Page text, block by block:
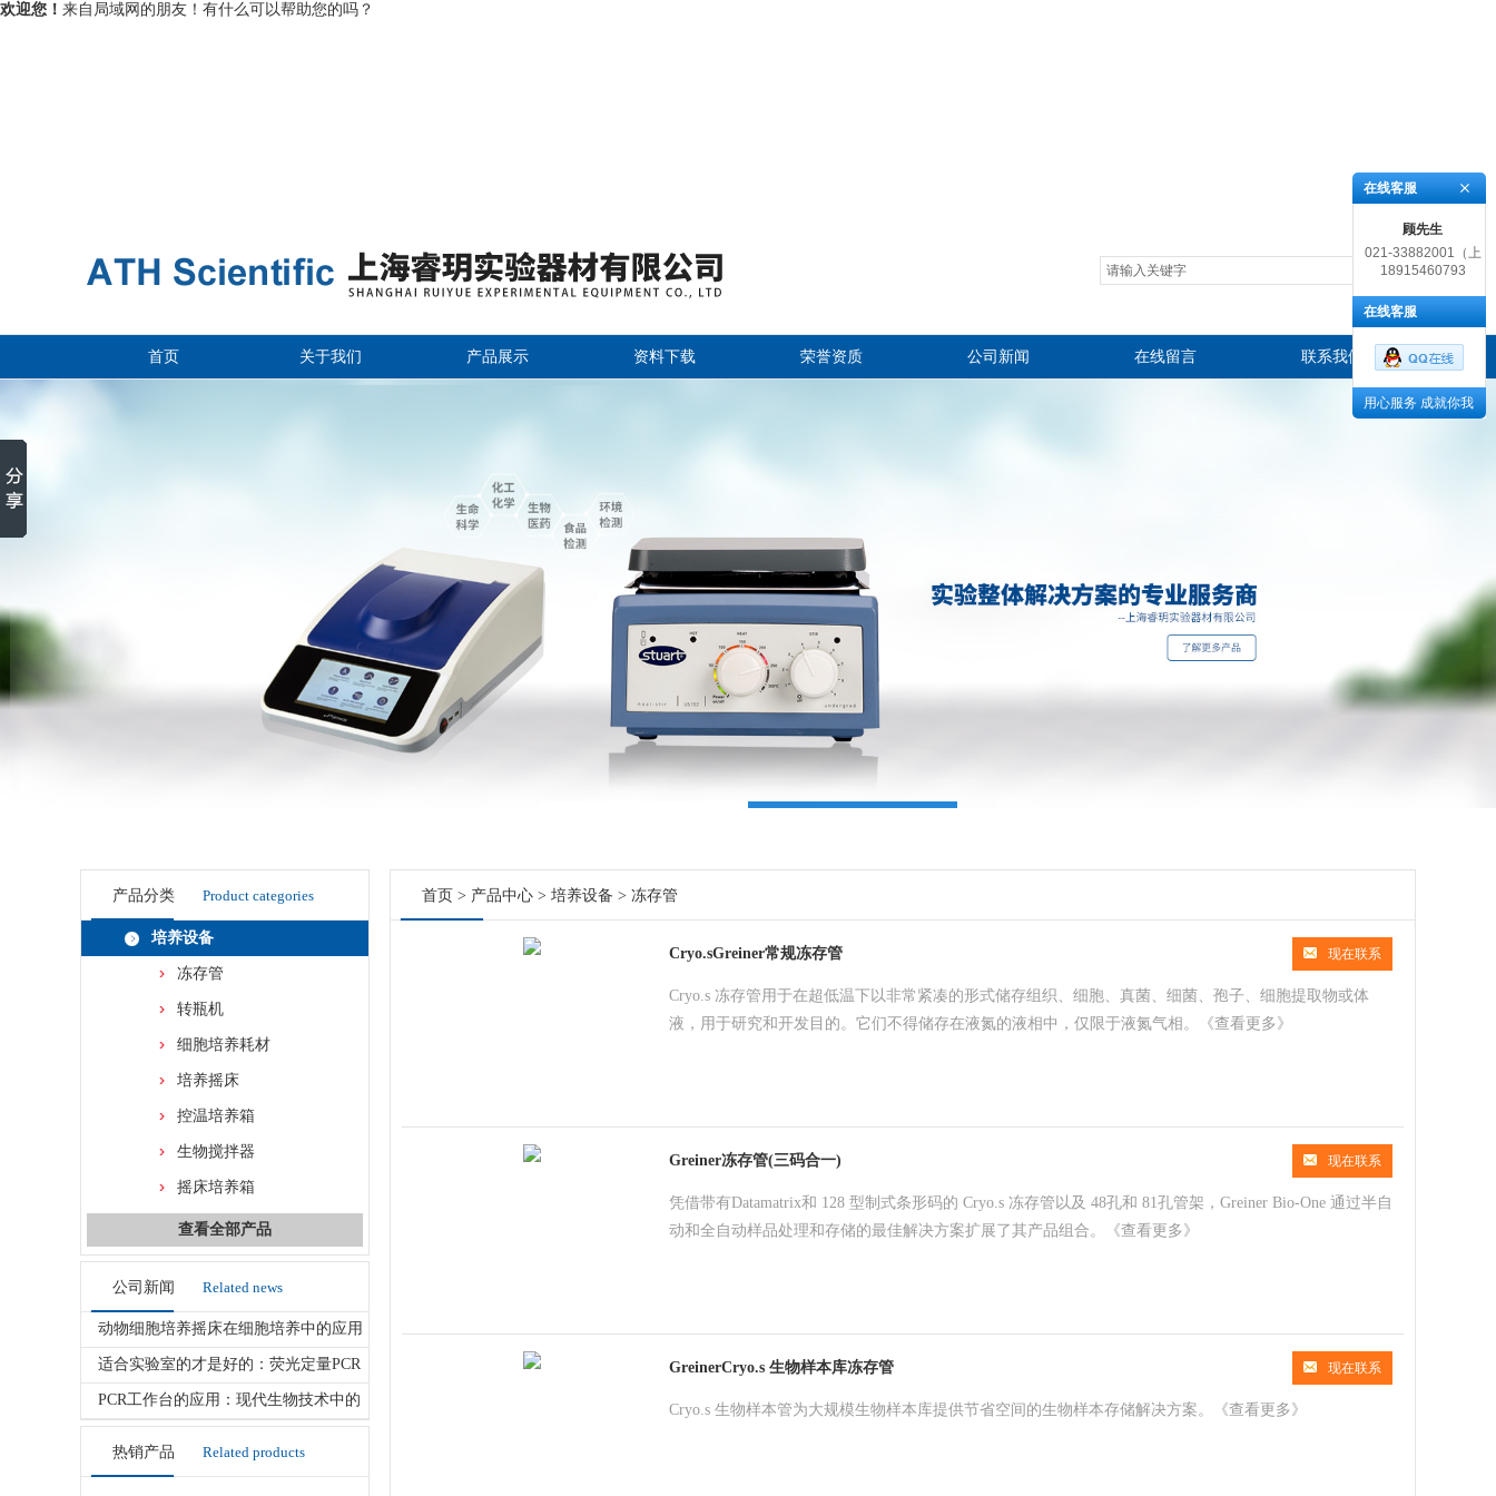
欢迎您！ 来自局域网的朋友！有什么可以帮助您的吗？
首页 关于我们 产品展示 资料下载 荣誉资质 公司新闻 在线留言 联系我们
产品分类 Product categories
培养设备
冻存管
转瓶机
细胞培养耗材
培养摇床
控温培养箱
生物搅拌器
摇床培养箱
查看全部产品
公司新闻 Related news
动物细胞培养摇床在细胞培养中的应用
与技术优势
适合实验室的才是好的：荧光定量PCR
仪选型全攻略
PCR工作台的应用：现代生物技术中的
热销产品
Related products
首页 > 产品中心 > 培养设备 > 冻存管
现在联系
Cryo.sGreiner常规冻存管
Cryo.s 冻存管用于在超低温下以非常紧凑的形式储存组织、细胞、真菌、细菌、孢子、细胞提取物或体
液，用于研究和开发目的。它们不得储存在液氮的液相中，仅限于液氮气相。
《查看更多》
现在联系
Greiner冻存管(三码合一)
凭借带有Datamatrix和 128 型制式条形码的 Cryo.s 冻存管以及 48孔和 81孔管架，Greiner Bio-One 通过半自
动和全自动样品处理和存储的最佳解决方案扩展了其产品组合。
《查看更多》
现在联系
GreinerCryo.s 生物样本库冻存管
Cryo.s 生物样本管为大规模生物样本库提供节省空间的生物样本存储解决方案。 《查看更多》
在线客服
顾先生
021-33882001（上
海）, 0512-
18915460793
在线客服
用心服务 成就你我